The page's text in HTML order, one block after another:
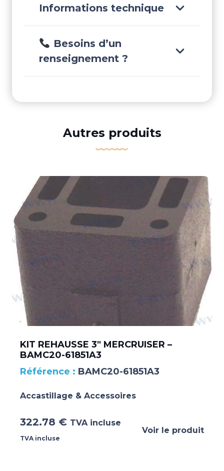
Informations technique
Besoins d’un
renseignement ?
Autres produits
KIT REHAUSSE 3″ MERCRUISER –
BAMC20-61851A3
BAMC20-61851A3
Accastillage & Accessoires
322.78 € TVA incluse
TVA incluse
Voir le produit